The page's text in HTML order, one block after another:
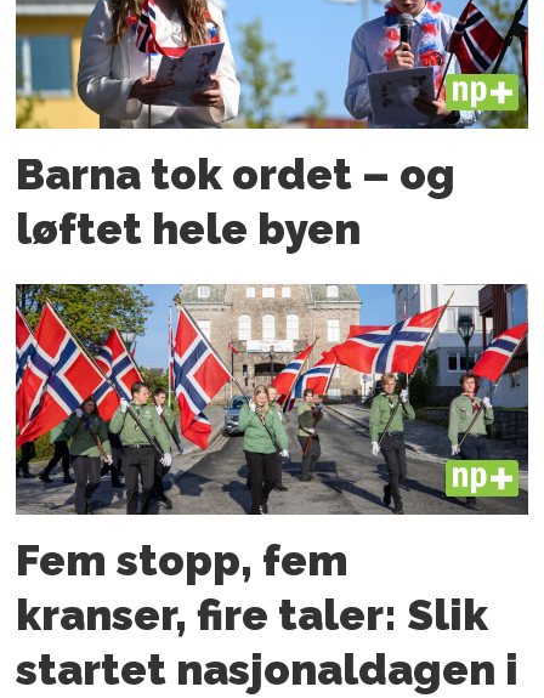
PLUS
Barna tok ordet – og
løftet hele byen
PLUS
Fem stopp, fem
kranser, fire taler: Slik
startet nasjonaldagen i